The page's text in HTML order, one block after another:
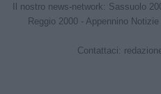
Il nostro news-network: Sassuolo
Reggio 2000- Appennino Notizie
Contattaci: